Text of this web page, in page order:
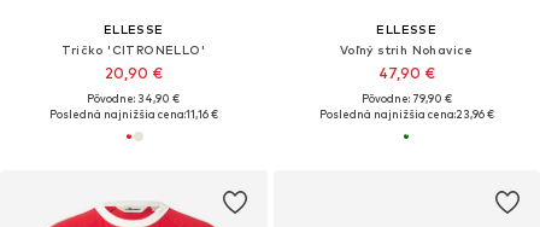
ELLESSE
Tričko 'CITRONELLO'
20,90 €
Pôvodne: 34,90 €
Posledná najnižšia cena:11,16 €
ELLESSE
Voľný strih Nohavice
47,90 €
Pôvodne: 79,90 €
Posledná najnižšia cena:23,96 €